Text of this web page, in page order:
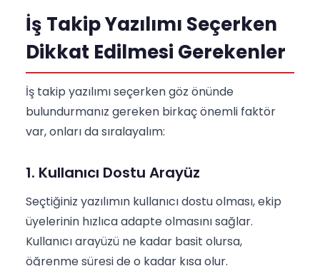
İş Takip Yazılımı Seçerken
Dikkat Edilmesi Gerekenler
İş takip yazılımı seçerken göz önünde
bulundurmanız gereken birkaç önemli faktör
var, onları da sıralayalım:
1. Kullanıcı Dostu Arayüz
Seçtiğiniz yazılımın kullanıcı dostu olması, ekip
üyelerinin hızlıca adapte olmasını sağlar.
Kullanıcı arayüzü ne kadar basit olursa,
öğrenme süresi de o kadar kısa olur.